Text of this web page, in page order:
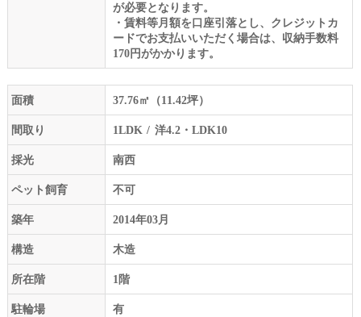
が必要となります。
・賃料等月額を口座引落とし、クレジットカ
ードでお支払いいただく場合は、収納手数料
170円がかかります。
面積 37.76㎡（11.42坪）
間取り 1LDK 洋4.2・LDK10
採光 南西
ペット飼育 不可
築年 2014年03月
構造 木造
所在階 1階
駐輪場 有